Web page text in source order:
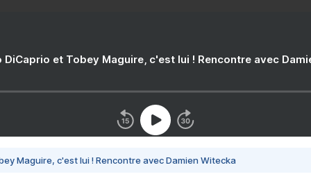
DiCaprio et Tobey Maguire, c'est lui ! Rencontre avec
Maguire, c'est lui ! Rencontre avec Damien Witecka